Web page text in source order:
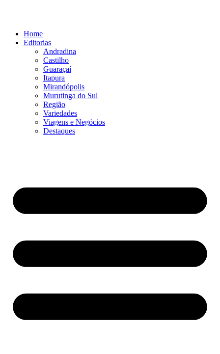
conteúdoHome
Editorias
Andradina
Castilho
Guaraçaí
Itapura
Mirandópolis
Murutinga do Sul
Região
Variedades
Viagens e Negócios
Destaques